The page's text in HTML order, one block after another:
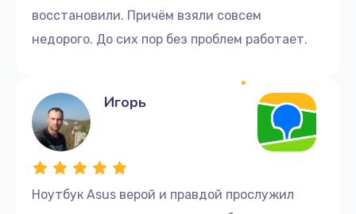
восстановили. Причём взяли совсем
недорого. До сих пор без проблем работает.
Ноутбук Asus верой и правдой прослужил
Игорь